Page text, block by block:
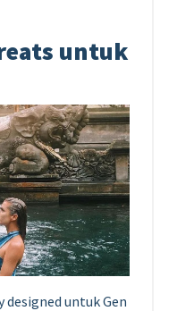
untuk
untuk Gen